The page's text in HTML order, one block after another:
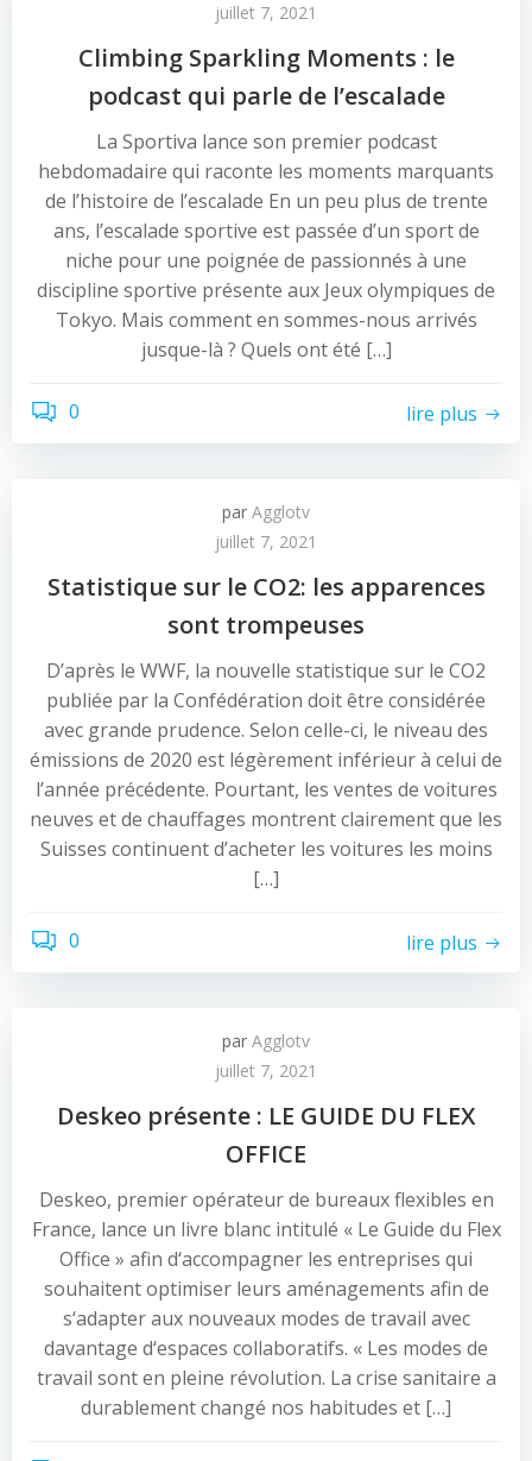
juillet 7, 2021
Climbing Sparkling Moments : le
podcast qui parle de l’escalade
La Sportiva lance son premier podcast
hebdomadaire qui raconte les moments marquants
de l’histoire de l’escalade En un peu plus de trente
ans, l’escalade sportive est passée d’un sport de
niche pour une poignée de passionnés à une
discipline sportive présente aux Jeux olympiques de
Tokyo. Mais comment en sommes-nous arrivés
jusque-là ? Quels ont été […]
0 lire plus
par Agglotv
juillet 7, 2021
Statistique sur le CO2: les apparences
sont trompeuses
D’après le WWF, la nouvelle statistique sur le CO2
publiée par la Confédération doit être considérée
avec grande prudence. Selon celle-ci, le niveau des
émissions de 2020 est légèrement inférieur à celui de
l’année précédente. Pourtant, les ventes de voitures
neuves et de chauffages montrent clairement que les
Suisses continuent d’acheter les voitures les moins
[…]
0 lire plus
par Agglotv
juillet 7, 2021
Deskeo présente : LE GUIDE DU FLEX
OFFICE
Deskeo, premier opérateur de bureaux flexibles en
France, lance un livre blanc intitulé « Le Guide du Flex
Office » afin d‘accompagner les entreprises qui
souhaitent optimiser leurs aménagements afin de
s‘adapter aux nouveaux modes de travail avec
davantage d‘espaces collaboratifs. « Les modes de
travail sont en pleine révolution. La crise sanitaire a
durablement changé nos habitudes et […]